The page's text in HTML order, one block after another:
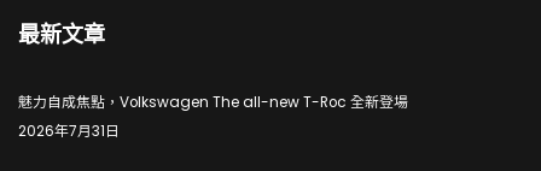
最新文章
魅力自成焦點，Volkswagen The all-new T-Roc 全新登場
2026年7月31日